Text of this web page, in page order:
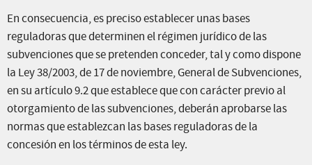
En consecuencia, es preciso establecer unas bases
reguladoras que determinen el régimen jurídico de las
subvenciones que se pretenden conceder, tal y como dispone
la Ley 38/2003, de 17 de noviembre, General de Subvenciones,
en su artículo 9.2 que establece que con carácter previo al
otorgamiento de las subvenciones, deberán aprobarse las
normas que establezcan las bases reguladoras de la
concesión en los términos de esta ley.